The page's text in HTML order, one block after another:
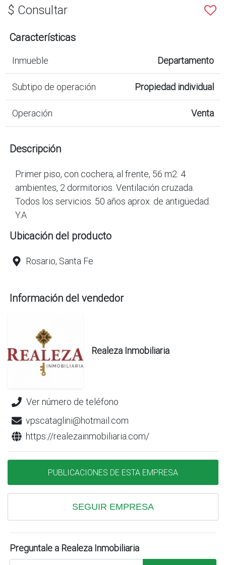
$ Consultar
Características
Inmueble Departamento
Subtipo de operación Propiedad individual
Operación Venta
Descripción
Primer piso, con cochera, al frente, 56 m2. 4
ambientes, 2 dormitorios. Ventilación cruzada.
Todos los servicios. 50 años aprox. de antigüedad.
Y.A
Ubicación del producto
Rosario, Santa Fe
Información del vendedor
Realeza Inmobiliaria
Ver número de teléfono
vpscataglini@hotmail.com
https://realezainmobiliaria.com/
PUBLICACIONES DE ESTA EMPRESA
SEGUIR EMPRESA
Preguntale a Realeza Inmobiliaria